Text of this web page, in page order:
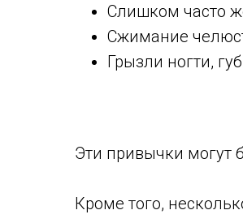
Слишком часто
Сжимание
Грызли ногти,
Эти привычки могут
Кроме того,